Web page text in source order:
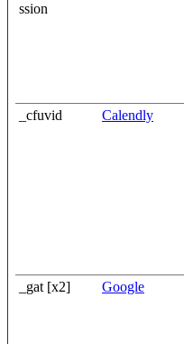
ssion
_cfuvid
Calendly
_gat [x2] Google